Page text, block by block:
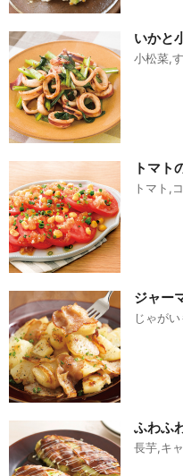
いかと
小松菜,
トマト
トマト,
ジャー
じゃが
ふわふ
長芋,キ